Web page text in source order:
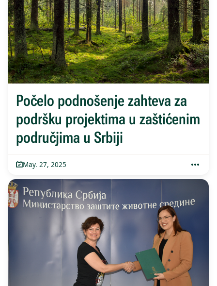
Počelo podnošenje zahteva za
podršku projektima u zaštićenim
područjima u Srbiji
May. 27, 2025